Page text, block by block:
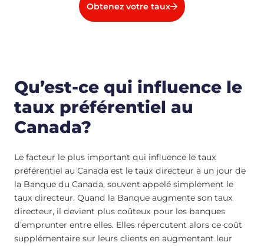
Obtenez votre taux
Qu’est-ce qui influence le
taux préférentiel au
Canada?
Le facteur le plus important qui influence le taux
préférentiel au Canada est le taux directeur à un jour de
la Banque du Canada, souvent appelé simplement le
taux directeur. Quand la Banque augmente son taux
directeur, il devient plus coûteux pour les banques
d’emprunter entre elles. Elles répercutent alors ce coût
supplémentaire sur leurs clients en augmentant leur